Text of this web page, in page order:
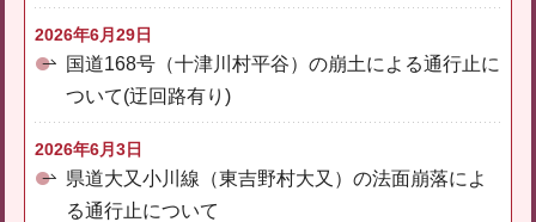
2026年6月29日
国道168号（十津川村平谷）の崩土による通行止に
ついて(迂回路有り)
2026年6月3日
県道大又小川線（東吉野村大又）の法面崩落によ
る通行止について